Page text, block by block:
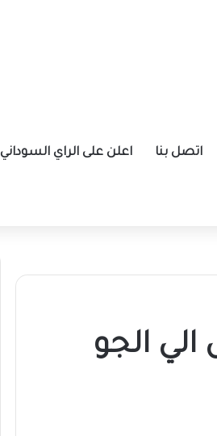
اتصل بنا اعلن على الراي السوداني
الجو